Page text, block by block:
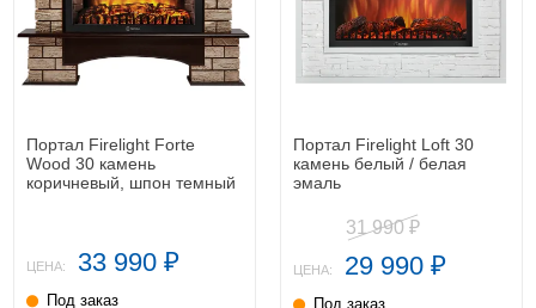
Портал Firelight Forte
Wood 30 камень
коричневый, шпон темный
ЦЕНА: 33 990 ₽
Под заказ
Портал Firelight Loft 30
камень белый / белая
эмаль
31 990 ₽
ЦЕНА: 29 990 ₽
Под заказ